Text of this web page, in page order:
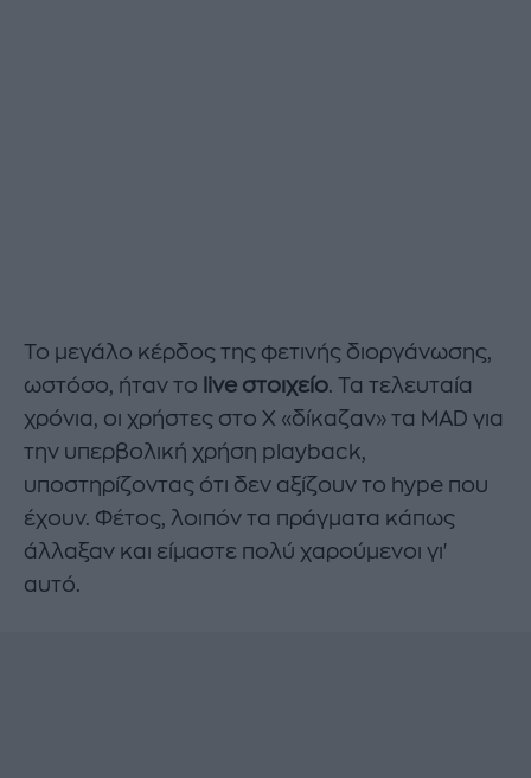
Το μεγάλο κέρδος της φετινής διοργάνωσης,
ωστόσο, ήταν το live στοιχείο. Τα τελευταία
χρόνια, οι χρήστες στο X «δίκαζαν» τα MAD για
την υπερβολική χρήση playback,
υποστηρίζοντας ότι δεν αξίζουν το hype που
έχουν. Φέτος, λοιπόν τα πράγματα κάπως
άλλαξαν και είμαστε πολύ χαρούμενοι γι'
αυτό.